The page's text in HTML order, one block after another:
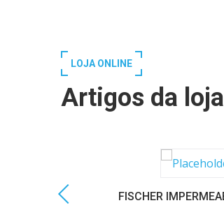
LOJA ONLINE
Artigos da loja
FISCHER